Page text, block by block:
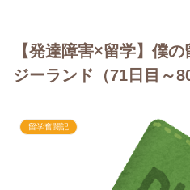
【発達障害×留学】僕
ジーランド（71日目～
留学奮闘記